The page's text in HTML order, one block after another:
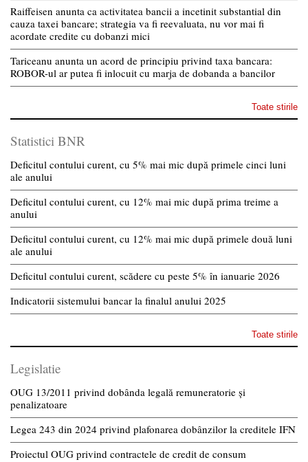
Raiffeisen anunta ca activitatea bancii a incetinit substantial din
cauza taxei bancare; strategia va fi reevaluata, nu vor mai fi
acordate credite cu dobanzi mici
Tariceanu anunta un acord de principiu privind taxa bancara:
ROBOR-ul ar putea fi inlocuit cu marja de dobanda a bancilor
Toate stirile
Statistici BNR
Deficitul contului curent, cu 5% mai mic după primele cinci luni
ale anului
Deficitul contului curent, cu 12% mai mic după prima treime a
anului
Deficitul contului curent, cu 12% mai mic după primele două luni
ale anului
Deficitul contului curent, scădere cu peste 5% în ianuarie 2026
Indicatorii sistemului bancar la finalul anului 2025
Toate stirile
Legislatie
OUG 13/2011 privind dobânda legală remuneratorie și
penalizatoare
Legea 243 din 2024 privind plafonarea dobânzilor la creditele IFN
Proiectul OUG privind contractele de credit de consum